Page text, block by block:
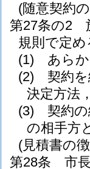
(随意契約
第27条の2
規則で定
(1)
あら
(2)
契約
決定方法
(3)
契約
の相手方
(見積書の
第28条
市